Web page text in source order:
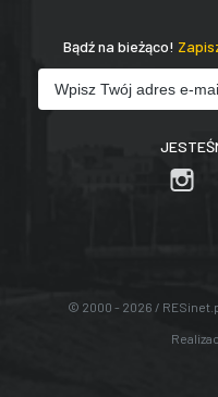
Bądź na bieżąco!
© 2000 - 2026 /